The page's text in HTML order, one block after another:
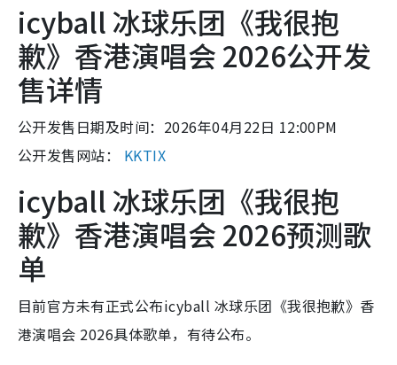
icyball 冰球乐团《我很抱
歉》香港演唱会 2026公开发
售详情
公开发售日期及时间：2026年04月22日 12:00PM
公开发售网站： KKTIX
icyball 冰球乐团《我很抱
歉》香港演唱会 2026预测歌
单
目前官方未有正式公布icyball 冰球乐团《我很抱歉》香
港演唱会 2026具体歌单，有待公布。